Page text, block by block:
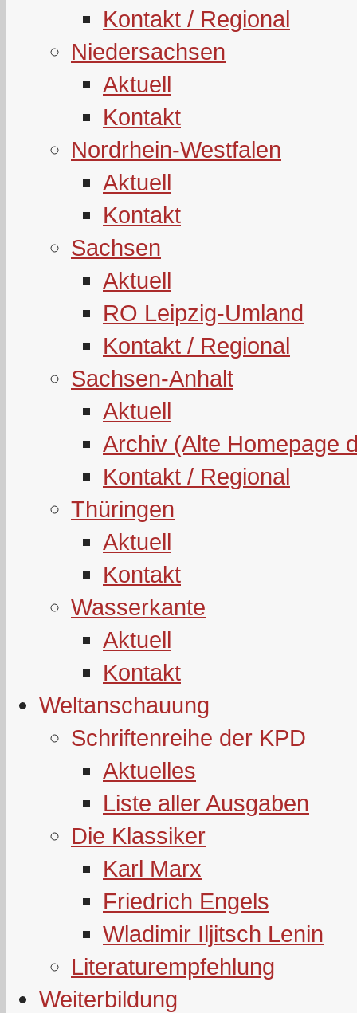
Kontakt / Regional
Niedersachsen
Aktuell
Kontakt
Nordrhein-Westfalen
Aktuell
Kontakt
Sachsen
Aktuell
RO Leipzig-Umland
Kontakt / Regional
Sachsen-Anhalt
Aktuell
Archiv (Alte Homepage
Kontakt / Regional
Thüringen
Aktuell
Kontakt
Wasserkante
Aktuell
Kontakt
Weltanschauung
Schriftenreihe der KPD
Aktuelles
Liste aller Ausgaben
Die Klassiker
Karl Marx
Friedrich Engels
Wladimir Iljitsch Lenin
Literaturempfehlung
Weiterbildung